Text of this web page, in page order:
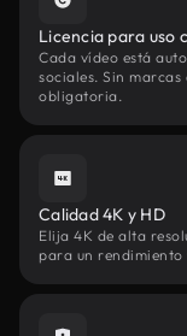
Licencia para uso
Cada vídeo está
sociales. Sin
obligatoria.
Calidad 4K y HD
Elija 4K de alta
para un rendimiento